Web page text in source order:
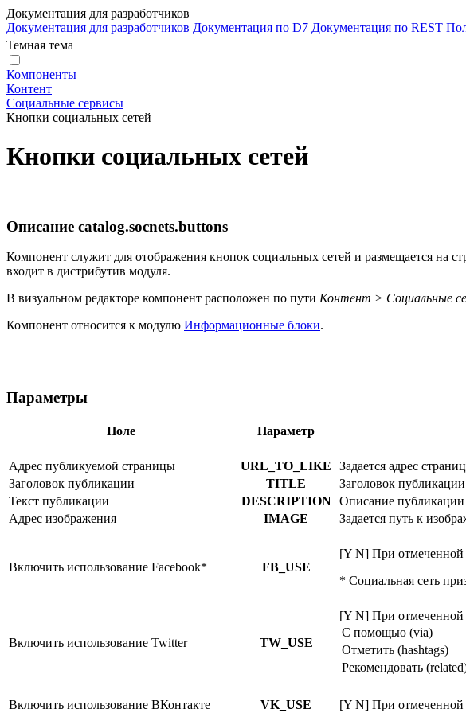
Документация для разработчиков
Документация для разработчиков Документация по D7 Документация по REST
Темная тема
Компоненты
Контент
Социальные сервисы
Кнопки социальных сетей
Кнопки социальных сетей
Описание catalog.socnets.buttons
Компонент служит для отображения кнопок социальных сетей и размещается на
входит в дистрибутив модуля.
В визуальном редакторе компонент расположен по пути Контент > Социальные
Компонент относится к модулю Информационные блоки.
Параметры
Поле Параметр
Адрес публикуемой страницы
URL_TO_LIKE
Задается адрес
Заголовок публикации
TITLE
Заголовок
Текст публикации
DESCRIPTION
Описание публикации
Адрес изображения
IMAGE
Задается путь к
Включить использование Facebook* FB_USE
[Y|N] При отмеченной
* Социальная сеть
Включить использование Twitter TW_USE
[Y|N] При отмеченной
С помощью (via)
Отметить (hashtags)
Рекомендовать
Включить использование ВКонтакте
VK_USE [Y|N] При отмеченной